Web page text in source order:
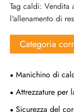
Tag caldi: Vendita
l'allenamento di
Categoria
Manichino di
Attrezzature per
Sicurezza del